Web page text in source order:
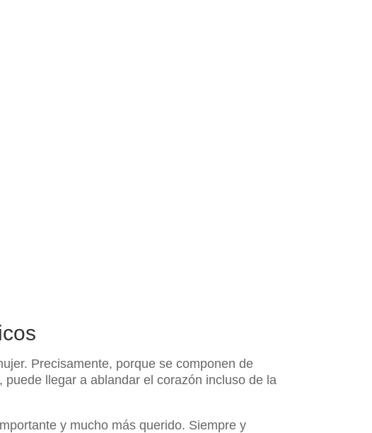
Precisamente, porque se componen de
llegar a ablandar el corazón incluso de la
y mucho más querido. Siempre y